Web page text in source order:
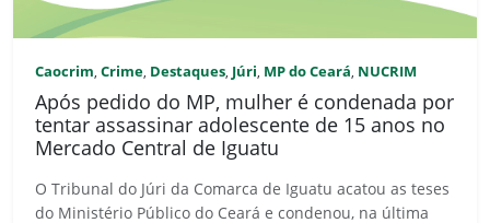
Caocrim, Crime, Destaques, Júri, MP do Ceará, NUCRIM
Após pedido do MP, mulher é condenada por
tentar assassinar adolescente de 15 anos no
Mercado Central de Iguatu
O Tribunal do Júri da Comarca de Iguatu acatou as teses
do Ministério Público do Ceará e condenou, na última